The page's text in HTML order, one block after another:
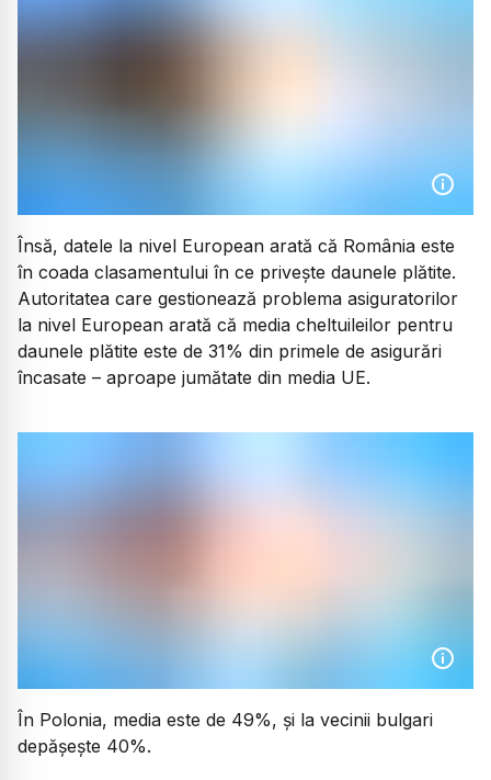
Însă, datele la nivel European arată că România este
în coada clasamentului în ce privește daunele plătite.
Autoritatea care gestionează problema asiguratorilor
la nivel European arată că media cheltuileilor pentru
daunele plătite este de 31% din primele de asigurări
încasate – aproape jumătate din media UE.
În Polonia, media este de 49%, și la vecinii bulgari
depășește 40%.